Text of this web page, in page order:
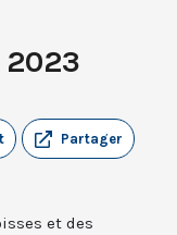
2023
Partager
et des